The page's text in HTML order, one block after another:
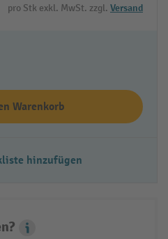
pro Stk exkl. MwSt. zzgl. Versand
Warenkorb
hinzufügen
Leasing Popover